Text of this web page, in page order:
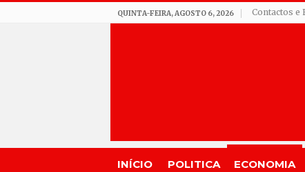
QUINTA-FEIRA, AGOSTO 6, 2026 Contactos e
INÍCIO POLITICA ECONOMIA